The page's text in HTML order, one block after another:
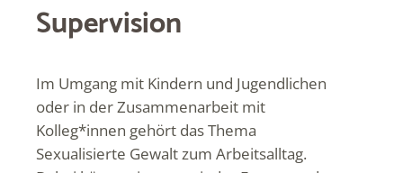
Supervision
Im Umgang mit Kindern und Jugendlichen
oder in der Zusammenarbeit mit
Kolleg*innen gehört das Thema
Sexualisierte Gewalt zum Arbeitsalltag.